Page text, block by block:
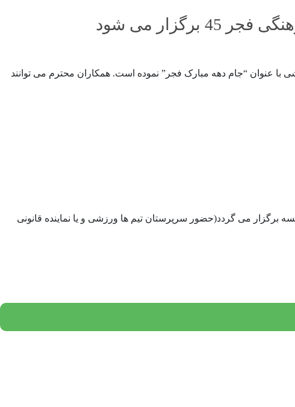
می شود
با عنوان “جام دهه مبارک فجر” نموده است. همکاران محترم می توانند
در سالن آمفی تئاتر ساختمان رفاهی موسسه برگزار می گردد(حضور سرپرستان تیم ها ورزشی و یا نماینده قانونی